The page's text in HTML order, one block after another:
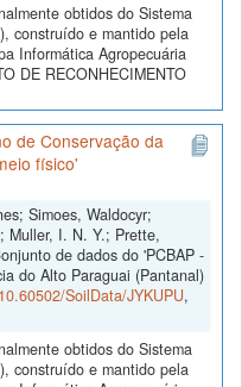
obtidos do Sistema
construído e mantido pela
Informática Agropecuária
DE RECONHECIMENTO
de Conservação da
físico'
Simoes, Waldocyr;
Muller, I. N. Y.; Prette,
de dados do 'PCBAP -
do Alto Paraguai (Pantanal)
SoilData/JYKUPU,
obtidos do Sistema
construído e mantido pela